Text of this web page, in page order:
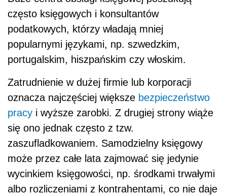
często księgowych i konsultantów
podatkowych, którzy władają mniej
popularnymi językami, np. szwedzkim,
portugalskim, hiszpańskim czy włoskim.
Zatrudnienie w dużej firmie lub korporacji
oznacza najczęściej większe bezpieczeństwo
pracy i wyższe zarobki. Z drugiej strony wiąże
się ono jednak często z tzw.
zaszufladkowaniem. Samodzielny księgowy
może przez całe lata zajmować się jedynie
wycinkiem księgowości, np. środkami trwałymi
albo rozliczeniami z kontrahentami, co nie daje